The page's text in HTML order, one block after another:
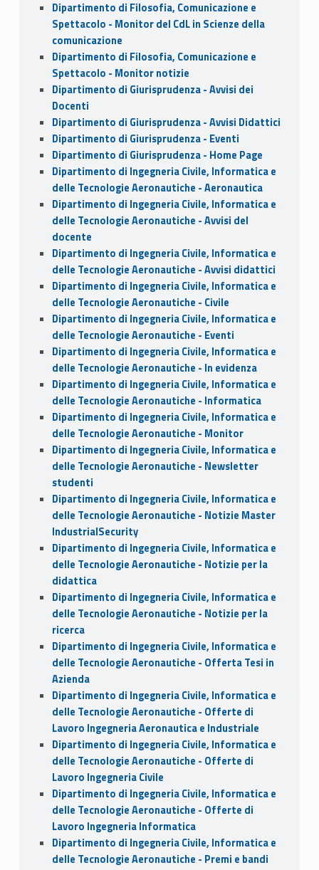
Dipartimento di Filosofia, Comunicazione e
Spettacolo - Monitor del CdL in Scienze della
comunicazione
Dipartimento di Filosofia, Comunicazione e
Spettacolo - Monitor notizie
Dipartimento di Giurisprudenza - Avvisi dei
Docenti
Dipartimento di Giurisprudenza - Avvisi Didattici
Dipartimento di Giurisprudenza - Eventi
Dipartimento di Giurisprudenza - Home Page
Dipartimento di Ingegneria Civile, Informatica e
delle Tecnologie Aeronautiche - Aeronautica
Dipartimento di Ingegneria Civile, Informatica e
delle Tecnologie Aeronautiche - Avvisi del
docente
Dipartimento di Ingegneria Civile, Informatica e
delle Tecnologie Aeronautiche - Avvisi didattici
Dipartimento di Ingegneria Civile, Informatica e
delle Tecnologie Aeronautiche - Civile
Dipartimento di Ingegneria Civile, Informatica e
delle Tecnologie Aeronautiche - Eventi
Dipartimento di Ingegneria Civile, Informatica e
delle Tecnologie Aeronautiche - In evidenza
Dipartimento di Ingegneria Civile, Informatica e
delle Tecnologie Aeronautiche - Informatica
Dipartimento di Ingegneria Civile, Informatica e
delle Tecnologie Aeronautiche - Monitor
Dipartimento di Ingegneria Civile, Informatica e
delle Tecnologie Aeronautiche - Newsletter
studenti
Dipartimento di Ingegneria Civile, Informatica e
delle Tecnologie Aeronautiche - Notizie Master
IndustrialSecurity
Dipartimento di Ingegneria Civile, Informatica e
delle Tecnologie Aeronautiche - Notizie per la
didattica
Dipartimento di Ingegneria Civile, Informatica e
delle Tecnologie Aeronautiche - Notizie per la
ricerca
Dipartimento di Ingegneria Civile, Informatica e
delle Tecnologie Aeronautiche - Offerta Tesi in
Azienda
Dipartimento di Ingegneria Civile, Informatica e
delle Tecnologie Aeronautiche - Offerte di
Lavoro Ingegneria Aeronautica e Industriale
Dipartimento di Ingegneria Civile, Informatica e
delle Tecnologie Aeronautiche - Offerte di
Lavoro Ingegneria Civile
Dipartimento di Ingegneria Civile, Informatica e
delle Tecnologie Aeronautiche - Offerte di
Lavoro Ingegneria Informatica
Dipartimento di Ingegneria Civile, Informatica e
delle Tecnologie Aeronautiche - Premi e bandi